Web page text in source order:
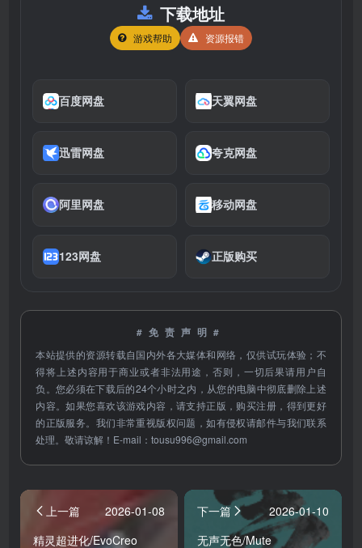
下载地址
游戏帮助 资源报错
百度网盘 天翼网盘
迅雷网盘 夸克网盘
阿里网盘 移动网盘
123网盘 正版购买
#免责声明#
本站提供的资源转载自国内外各大媒体和网络，仅供试玩体验；不
得将上述内容用于商业或者非法用途，否则，一切后果请用户自
负。您必须在下载后的24个小时之内，从您的电脑中彻底删除上述
内容。如果您喜欢该游戏内容，请支持正版，购买注册，得到更好
的正版服务。我们非常重视版权问题，如有侵权请邮件与我们联系
处理。敬请谅解！E-mail：tousu996@gmail.com
上一篇
2026-01-08
精灵超进化/EvoCreo
下一篇
2026-01-10
无声无色/Mute